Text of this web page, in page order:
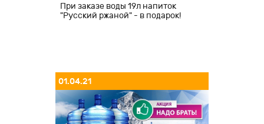
При заказе воды 19л напиток
"Русский ржаной" - в подарок!
01.04.21